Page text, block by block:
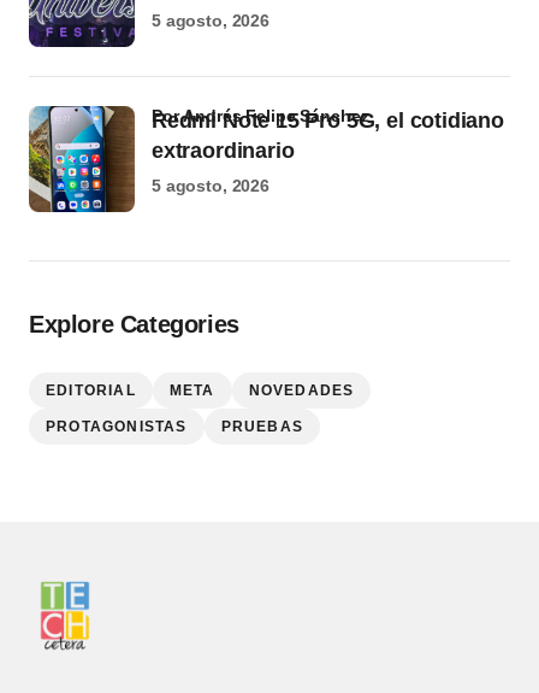
5 agosto, 2026
Redmi Note 15 Pro 5G, el cotidiano
extraordinario
por Andrés Felipe Sánchez
5 agosto, 2026
Explore Categories
EDITORIAL META NOVEDADES
PROTAGONISTAS PRUEBAS